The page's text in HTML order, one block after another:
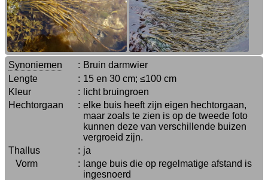
Synoniemen : Bruin darmwier
Lengte
: 15 en 30 cm; ≤100 cm
Kleur
:
licht bruingroen
Hechtorgaan
: elke buis heeft zijn eigen hechtorgaan,
maar zoals te zien is op de tweede foto
kunnen deze van verschillende buizen
vergroeid zijn.
Thallus
: ja
Vorm
: lange buis die op regelmatige afstand is
ingesnoerd